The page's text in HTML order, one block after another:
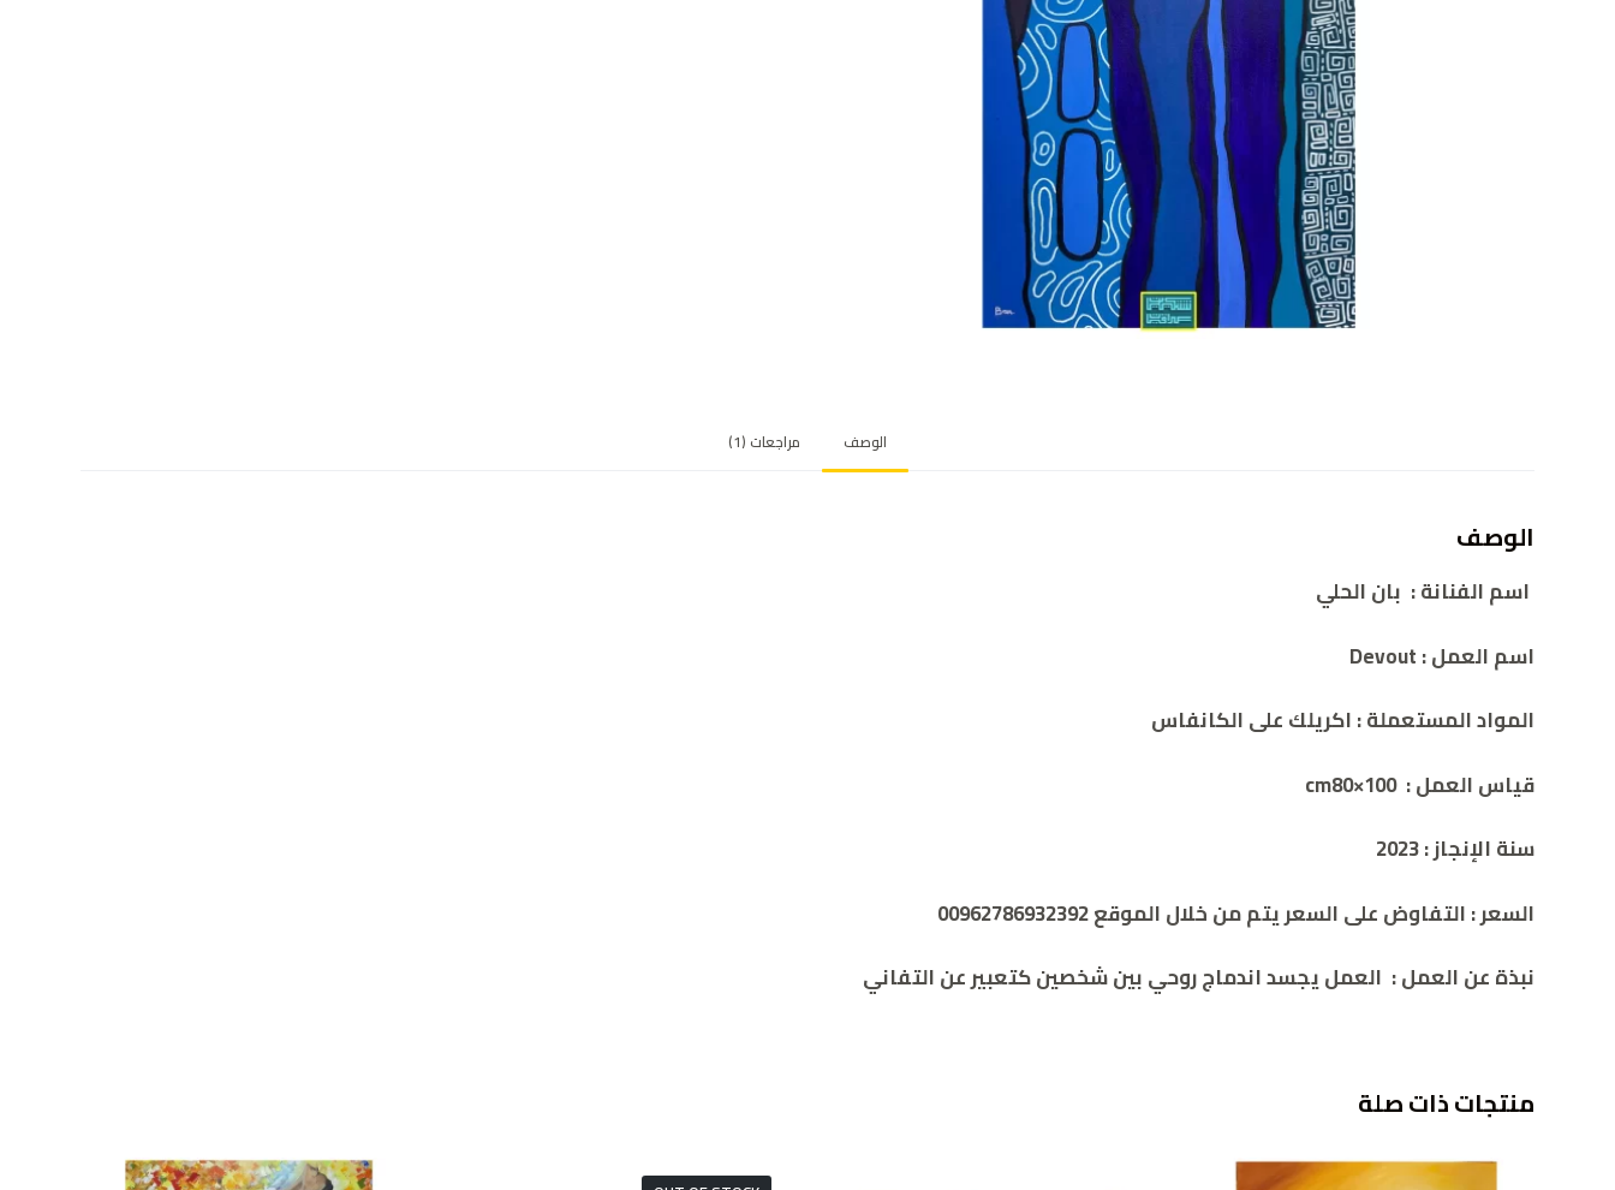
الوصف مراجعات (1)
الوصف
اسم الفنانة: بان الحلي
اسم العمل:
Devout
المواد المستعملة:اكريلك على الكانفاس
قياس العمل:
100×cm80
سنة الإنجاز:
2023
السعر:التفاوض على السعر يتم من خلال الموقع 00962786932392
نبذة عن العمل: العمل يجسد اندماج روحي بين شخصين كتعبير عن التفاني
منتجات ذات صلة